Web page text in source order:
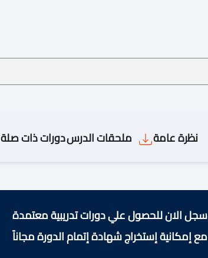
نظرة عامة ملحقات الدرسدورات ذات صلة
سجل الان للحصول علي دورات تدريبية معتمدة
مع إمكانية إستخراج شهادة إتمام الدورة مجاناً